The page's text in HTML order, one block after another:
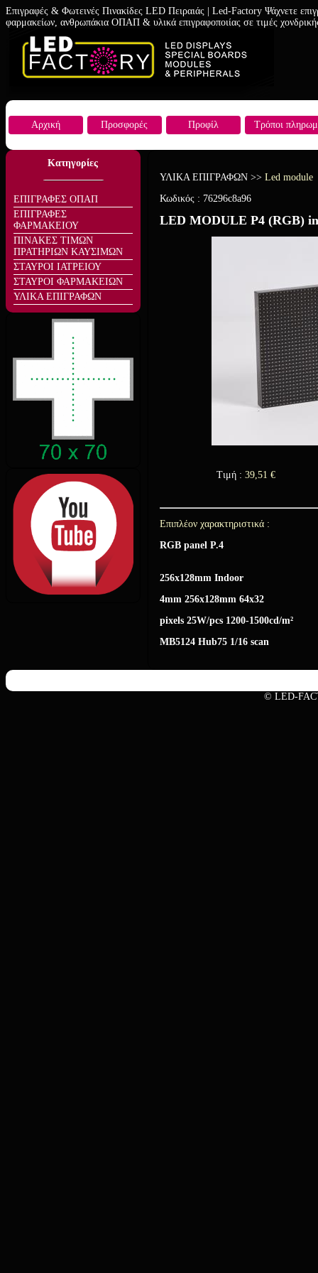
Επιγραφές & Φωτεινές Πινακίδες LED Πειραιάς | Led-Factory Ψάχνετε
φαρμακείων, ανθρωπάκια ΟΠΑΠ & υλικά επιγραφοποιίας σε τιμές
Αρχική Προσφορές Προφίλ Τρόποι
Κατηγορίες
ΕΠΙΓΡΑΦΕΣ ΟΠΑΠ
ΕΠΙΓΡΑΦΕΣ
ΦΑΡΜΑΚΕΙΟΥ
ΠΙΝΑΚΕΣ ΤΙΜΩΝ
ΠΡΑΤΗΡΙΩΝ ΚΑΥΣΙΜΩΝ
ΣΤΑΥΡΟΙ ΙΑΤΡΕΙΟΥ
ΣΤΑΥΡΟΙ ΦΑΡΜΑΚΕΙΩΝ
ΥΛΙΚΑ ΕΠΙΓΡΑΦΩΝ
ΥΛΙΚΑ ΕΠΙΓΡΑΦΩΝ >> Led module
Κωδικός : 76296c8a96
LED MODULE P4 (RGB)
Τιμή : 39,51 €
Επιπλέον χαρακτηριστικά :
RGB panel Ρ.4
256x128mm Indoor
4mm 256x128mm 64x32
pixels 25W/pcs 1200-1500cd/m²
MB5124 Hub75 1/16 scan
© LED-